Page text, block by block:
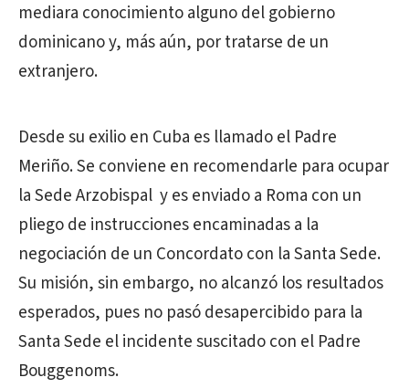
mediara conocimiento alguno del gobierno
dominicano y, más aún, por tratarse de un
extranjero.
Desde su exilio en Cuba es llamado el Padre
Meriño. Se conviene en recomendarle para ocupar
la Sede Arzobispal y es enviado a Roma con un
pliego de instrucciones encaminadas a la
negociación de un Concordato con la Santa Sede.
Su misión, sin embargo, no alcanzó los resultados
esperados, pues no pasó desapercibido para la
Santa Sede el incidente suscitado con el Padre
Bouggenoms.